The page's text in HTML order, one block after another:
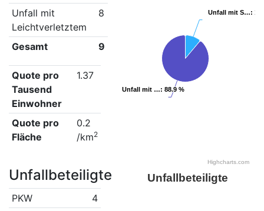
Unfall mit
Leichtverletztem
8
Gesamt 9
Quote pro
Tausend
Einwohner
1.37
Quote pro
Fläche
0.2
/km2
Unfall mit S…:
Unfall mit S…:
Unfall mit …: 88.9 %
Unfall mit …: 88.9 %
Highcharts.com
Unfallbeteiligte
PKW
4
Unfallbeteiligte